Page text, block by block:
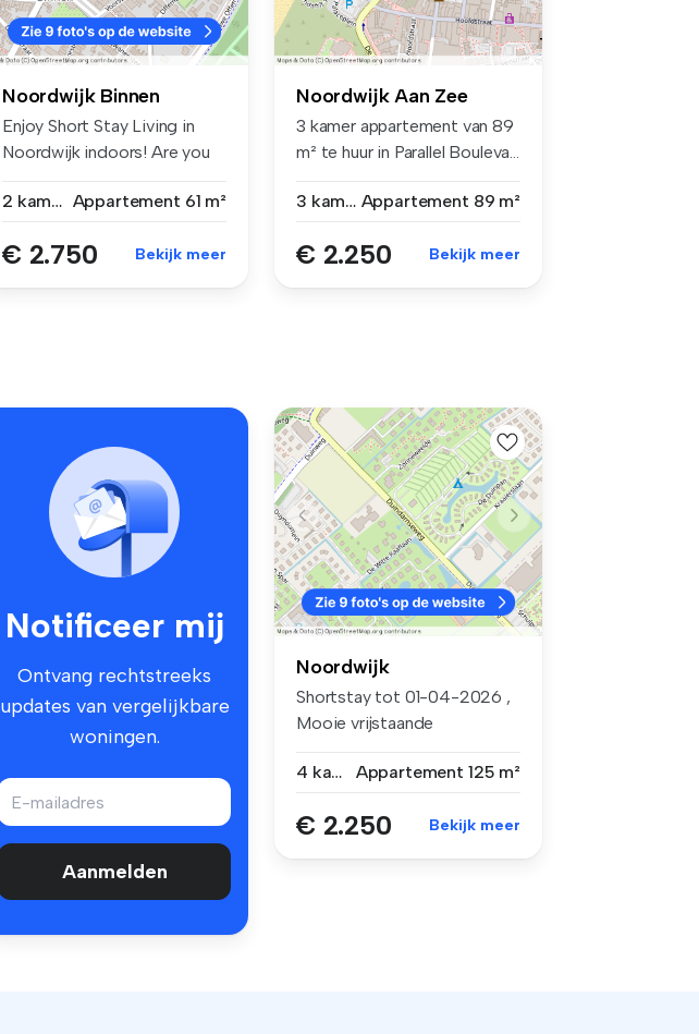
Noordwijk Binnen
Enjoy Short Stay Living in
Noordwijk indoors! Are you
2 kamers Appartement 61 m²
€ 2.750 Bekijk meer
Noordwijk Aan Zee
3 kamer appartement van 89
m² te huur in Parallel Bouleva...
3 kamers Appartement 89 m²
€ 2.250 Bekijk meer
Notificeer mij
Ontvang rechtstreeks
updates van vergelijkbare
woningen.
Aanmelden
Noordwijk
Shortstay tot 01-04-2026 ,
Mooie vrijstaande
4 kamers
Appartement 125 m²
€ 2.250 Bekijk meer